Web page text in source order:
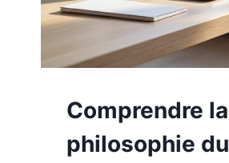
Comprendre la
philosophie du